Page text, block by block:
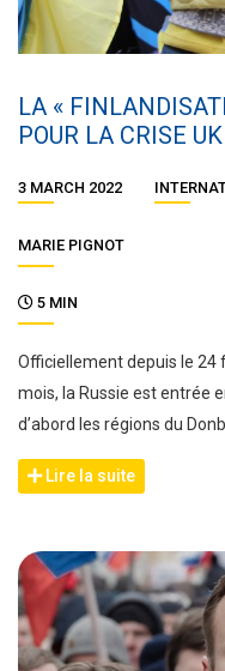
LA «
POUR LA CRISE
3 MARCH 2022
MARIE PIGNOT
5 MIN
Officiellement depuis le 24
mois, la Russie est entrée
d’abord les régions du
Lire la suite